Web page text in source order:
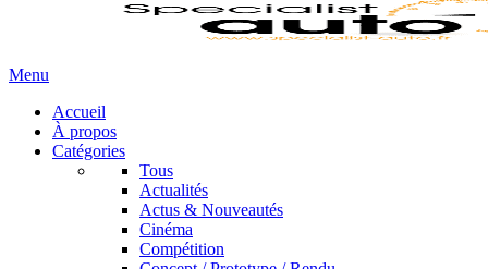
Menu
Accueil
À propos
Catégories
Tous
Actualités
Actus & Nouveautés
Cinéma
Compétition